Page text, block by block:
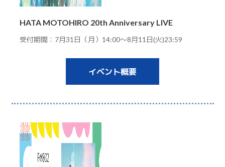
HATA MOTOHIRO 20th Anniversary LIVE
受付期間：7月31日（月）14:00～8月11日(火)23:59
イベント概要